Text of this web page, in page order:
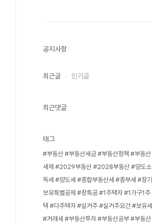
공지사항
최근글 인기글
최근댓글
태그
#부동산 #부동산세금 #부동산정책 #부동산
세제 #2029부동산 #2028부동산 #양도소
득세 #양도세 #종합부동산세 #종부세 #장기
보유특별공제 #장특공 #1주택자 #1가구1주
택 #다주택자 #실거주 #실거주요건 #보유세
#거래세 #부동산투자 #부동산공부 #부동산